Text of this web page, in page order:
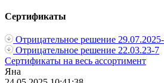
Сертификаты
Отрицательное решение
Отрицательное решение 22.03.23-7
Сертификаты на весь ассортимент
Яна